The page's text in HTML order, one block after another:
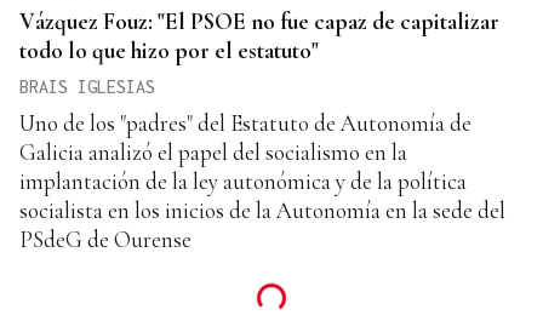
Vázquez Fouz: "El PSOE no fue capaz de capitalizar
todo lo que hizo por el estatuto"
BRAIS IGLESIAS
Uno de los "padres" del Estatuto de Autonomía de
Galicia analizó el papel del socialismo en la
implantación de la ley autonómica y de la política
socialista en los inicios de la Autonomía en la sede del
PSdeG de Ourense